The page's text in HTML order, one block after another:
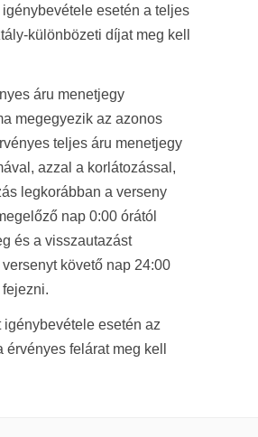
esetén a teljes
különbözeti díjat meg kell
áru menetjegy
megegyezik az azonos
teljes áru menetjegy
azzal a korlátozással,
legkorábban a verseny
nap 0:00 órától
és a visszautazást
versenyt követő nap 24:00
igénybevétele esetén az
érvényes felárat meg kell